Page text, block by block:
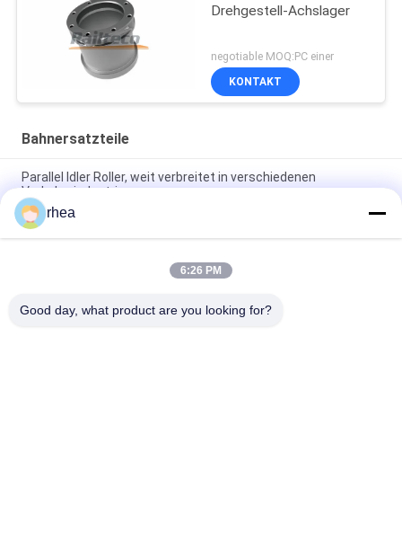
Drehgestell-Achslager
negotiable MOQ:PC einer
KONTAKT
Bahnersatzteile
Parallel Idler Roller, weit verbreitet in verschiedenen
Verkehrsindustrien
Sound Off Roller wird häufig in vielen Arten von
Transportmitteln eingesetzt.
Explosionsgeschützte Umlenkrollen, weit verbreitet in der
rhea
6:26 PM
Good day, what product are you looking for?